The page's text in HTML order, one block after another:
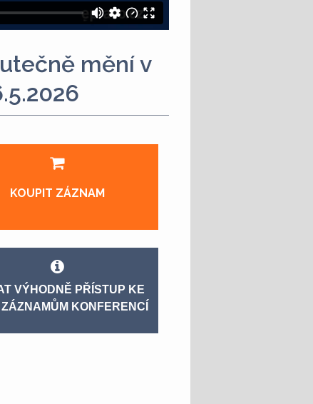
mění v
KOUPIT ZÁZNAM
VÝHODNĚ PŘÍSTUP KE
KONFERENCÍ